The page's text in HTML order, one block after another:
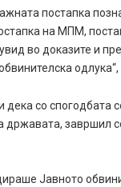
постапка
на МПМ,
во доказите и
дека со
завршил
Јавното